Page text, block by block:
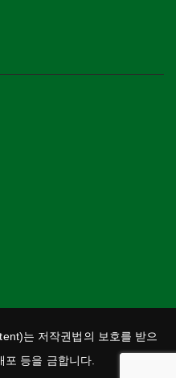
는 저작권법의 보호를 받으
포 등을 금합니다.